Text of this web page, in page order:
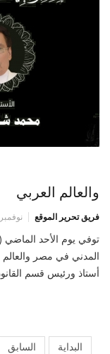
والعالم العربي
فريق تحرير الموقع نوفمبر 18, 2023
المدني في مصر
أستاذ ورئيس قسم
البداية السابق